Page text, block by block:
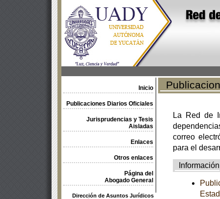
Inicio
Publicaciones Diarios Oficiales
Jurisprudencias y Tesis
Aisladas
Enlaces
Otros enlaces
Página del
Abogado General
Dirección de Asuntos Jurídicos
La Red de
correo
para el
Información